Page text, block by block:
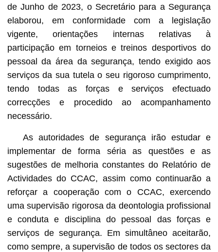
de Junho de 2023, o Secretário para a Segurança
elaborou, em conformidade com a legislação
vigente, orientações internas relativas à
participação em torneios e treinos desportivos do
pessoal da área da segurança, tendo exigido aos
serviços da sua tutela o seu rigoroso cumprimento,
tendo todas as forças e serviços efectuado
correcções e procedido ao acompanhamento
necessário.
As autoridades de segurança irão estudar e
implementar de forma séria as questões e as
sugestões de melhoria constantes do Relatório de
Actividades do CCAC, assim como continuarão a
reforçar a cooperação com o CCAC, exercendo
uma supervisão rigorosa da deontologia profissional
e conduta e disciplina do pessoal das forças e
serviços de segurança. Em simultâneo aceitarão,
como sempre, a supervisão de todos os sectores da